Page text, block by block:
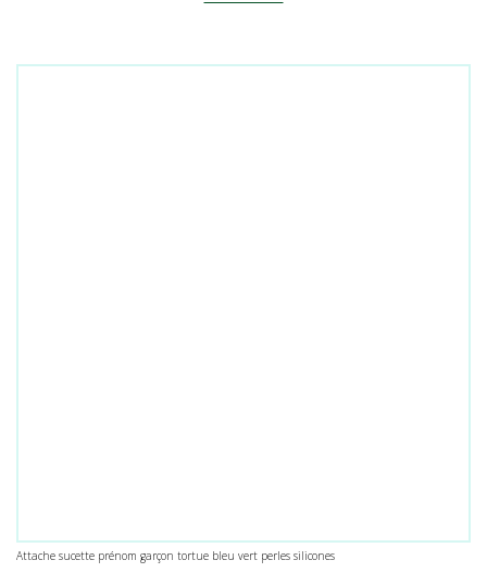
Attache sucette prénom garçon tortue bleu vert perles silicones